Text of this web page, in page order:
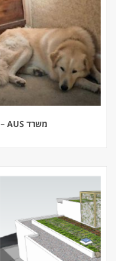
משרד AUS – אדריכלות ועיצוב פנים